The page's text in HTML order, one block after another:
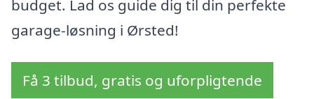
budget. Lad os guide dig til din perfekte
garage-løsning i Ørsted!
Få 3 tilbud, gratis og uforpligtende